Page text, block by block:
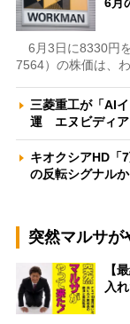
6月
6月3日に8330円
7564）の株価は、
三菱重工が「AI
運 エヌビディ
キオクシアHD「
の反転シグナル
突然マルサが
【
入